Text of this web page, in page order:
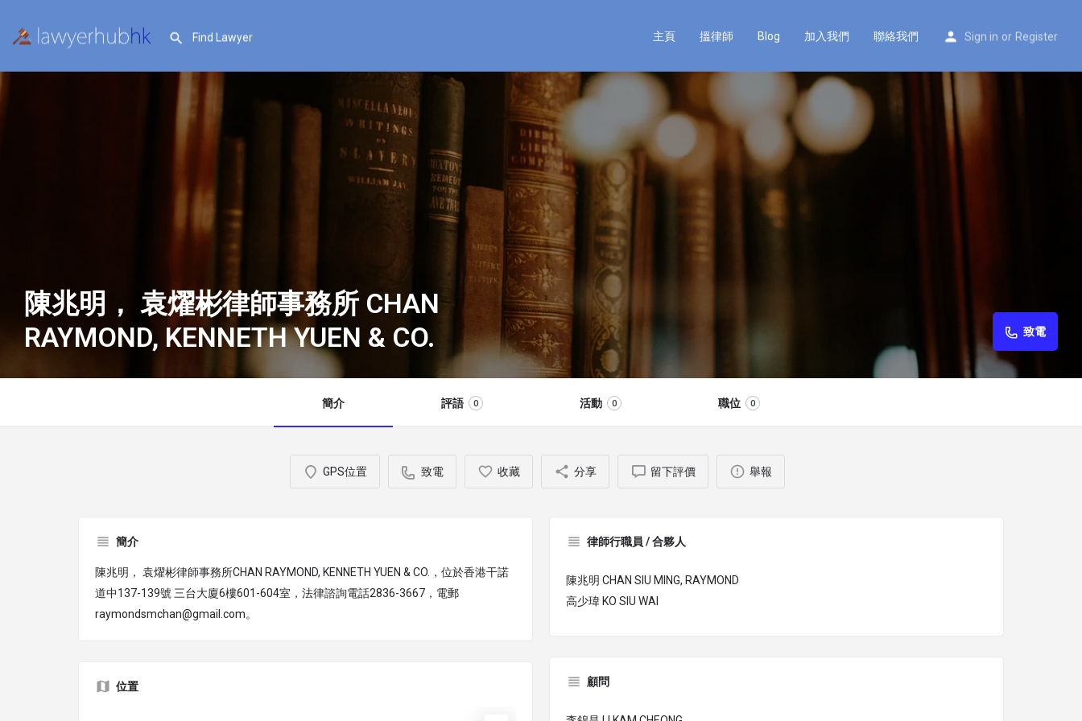
主頁 搵律師 Blog 加入我們 聯絡我們 Sign in or Register
陳兆明， 袁燿彬律師事務所 CHAN
RAYMOND, KENNETH YUEN & CO.
致電
簡介 評語 0 活動 0 職位 0
GPS位置 致電 收藏 分享 留下評價 舉報
簡介
陳兆明， 袁燿彬律師事務所CHAN RAYMOND, KENNETH YUEN & CO.，位於香港干諾
道中137-139號 三台大廈6樓601-604室，法律諮詢電話2836-3667，電郵
raymondsmchan@gmail.com。
位置
律師行職員 / 合夥人
陳兆明 CHAN SIU MING, RAYMOND
高少瑋 KO SIU WAI
顧問